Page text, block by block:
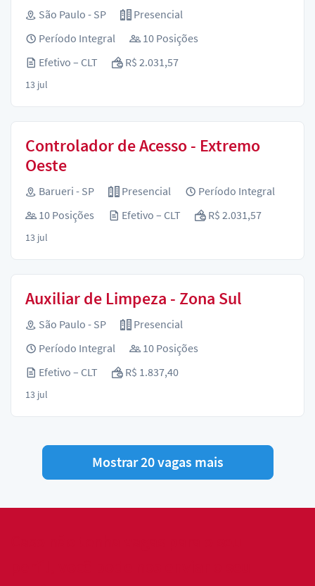
São Paulo - SP
Presencial
Período Integral
10 Posições
Efetivo – CLT
R$ 2.031,57
13 jul
Controlador de Acesso - Extremo
Oeste
Barueri - SP Presencial
Período Integral
10 Posições
Efetivo – CLT R$ 2.031,57
13 jul
Auxiliar de Limpeza - Zona Sul
São Paulo - SP
Presencial
Período Integral
10 Posições
Efetivo – CLT
R$ 1.837,40
13 jul
Mostrar 20 vagas mais